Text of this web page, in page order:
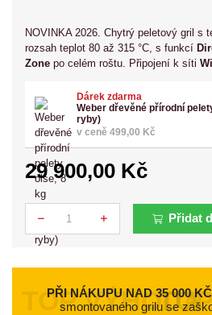
NOVINKA 2026. Chytrý peletový gril s
rozsah teplot 80 až 315 °C, s funkcí
Zone po celém roštu. Připojení k síti
Dárek zdarma
Weber dřevěné přírodní
ryby)
v ceně 499,00 Kč
29 900,00 Kč
Přidat
PŘI NÁKUPU NAD 35 000
smontovaného grilu se